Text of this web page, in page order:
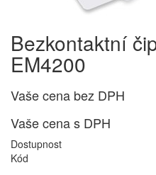
Bezkontaktní
EM4200
Vaše cena bez DPH
Vaše cena s DPH
Dostupnost
Kód